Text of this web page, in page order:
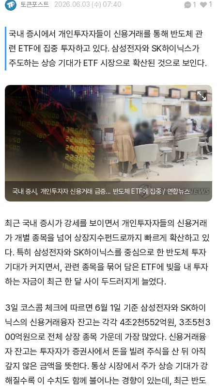
토큰포스트 2026.06.03 (수) 07:40 1 1
국내 증시에서 개인투자자들이 신용거래를 통해 반도체 관
련 ETF에 집중 투자하고 있다. 삼성전자와 SK하이닉스가
주도하는 상승 기대가 ETF 시장으로 확산된 것으로 보인다.
국내 증시, 개인투자자 신용거래 급증... 반도체 ETF에 집중 / 연합뉴스
최근 국내 증시가 강세를 보이면서 개인투자자들의 신용거래
가 개별 종목을 넘어 상장지수펀드로까지 빠르게 확산하고 있
다. 특히 삼성전자와 SK하이닉스를 중심으로 한 반도체 투자
기대가 커지면서, 관련 종목을 묶어 담은 ETF에 빚을 내 투자
하는 자금이 최근 한 달 사이 두드러지게 늘었다.
3일 코스콤 체크에 따르면 6월 1일 기준 삼성전자와 SK하이
닉스의 신용거래융자 잔고는 각각 4조2천552억원, 3조5천3
00억원으로 전체 상장 종목 가운데 가장 많았다. 신용거래융
자 잔고는 투자자가 증권사에서 돈을 빌려 주식을 산 뒤 아직
갚지 않은 금액을 뜻한다. 통상 시장에서 주가 상승 기대가 강
해질수록 이 수치도 함께 불어나는 경향이 있는데, 최근 반도